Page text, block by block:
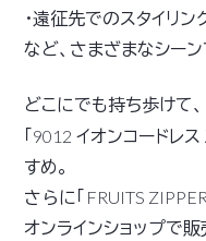
・遠征先でのスタイリン
など、さまざまなシー
どこにでも持ち歩けて
「9012 イオンコードレ
すめ。
さらに「FRUITS
オンラインショップで販